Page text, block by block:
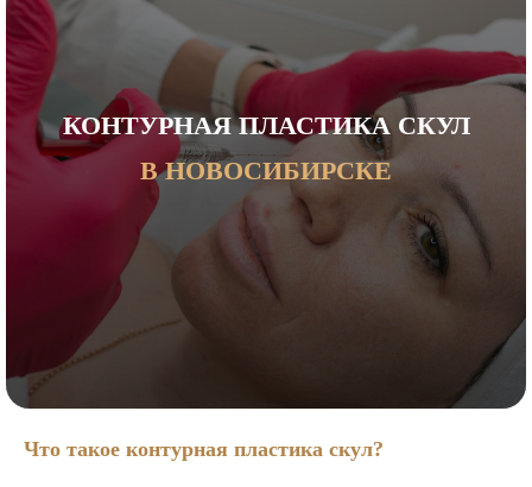
КОНТУРНАЯ ПЛАСТИКА СКУЛ
В НОВОСИБИРСКЕ
Что такое контурная пластика скул?